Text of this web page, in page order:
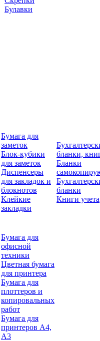
Булавки
Бумага для
заметок
Блок-кубики
для заметок
Диспенсеры
для закладок и
блокнотов
Клейкие
закладки
бланки,
Бланки
бланки
Книги учета
Бумага для
офисной
техники
Цветная бумага
для принтера
Бумага для
плоттеров и
копировальных
работ
Бумага для
принтеров А4,
А3